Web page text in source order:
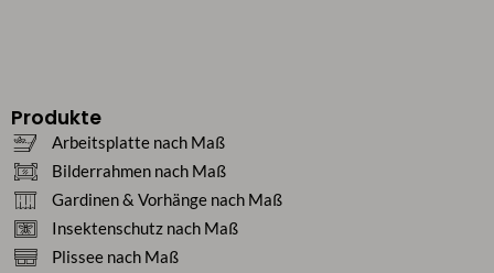
Produkte
Arbeitsplatte nach Maß
Bilderrahmen nach Maß
Gardinen & Vorhänge nach Maß
Insektenschutz nach Maß
Plissee nach Maß